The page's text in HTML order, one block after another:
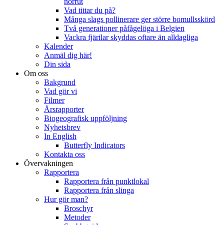
Vad tittar du på?
Många slags pollinerare ger större bomullsskörd
Två generationer påfågelöga i Belgien
Vackra fjärilar skyddas oftare än alldagliga
Kalender
Anmäl dig här!
Din sida
Om oss
Bakgrund
Vad gör vi
Filmer
Årsrapporter
Biogeografisk uppföljning
Nyhetsbrev
In English
Butterfly Indicators
Kontakta oss
Övervakningen
Rapportera
Rapportera från punktlokal
Rapportera från slinga
Hur gör man?
Broschyr
Metoder